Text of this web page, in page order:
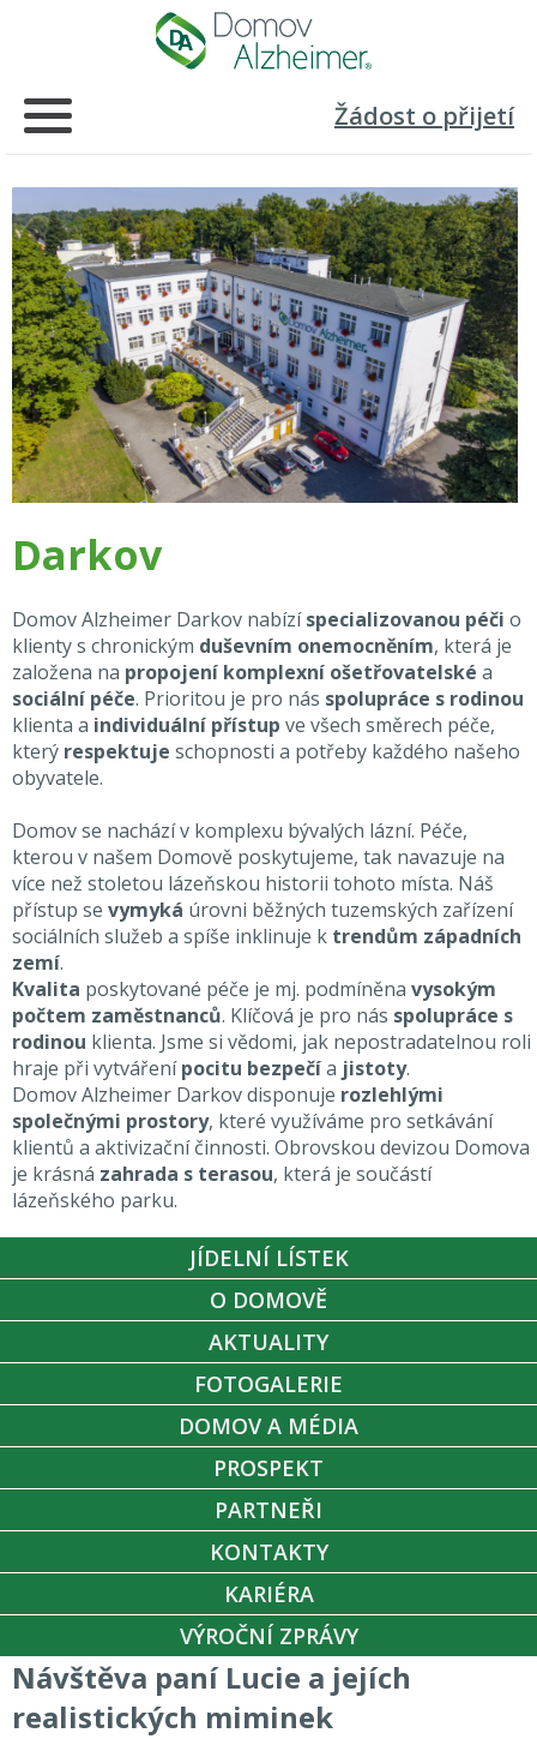
Žádost o přijetí
Darkov
Domov Alzheimer Darkov nabízíspecializovanou péči o
klienty s chronickým duševním onemocněním, která je
založena na propojení komplexní ošetřovatelské a
sociální péče. Prioritou je pro nás spolupráce s rodinou
klienta a individuální přístup ve všech směrech péče,
který respektuje schopnosti a potřeby každého našeho
obyvatele.
Domov se nachází v komplexu bývalých lázní. Péče,
kterou v našem Domově poskytujeme, tak navazuje na
více než stoletou lázeňskou historii tohoto místa. Náš
přístup se vymyká úrovni běžných tuzemských zařízení
sociálních služeb a spíše inklinuje k trendům západních
zemí.
Kvalita poskytované péče je mj. podmíněna vysokým
počtem zaměstnanců. Klíčová je pro nás spolupráce s
rodinou klienta. Jsme si vědomi, jak nepostradatelnou roli
hraje při vytvářenípocitu bezpečía jistoty.
Domov Alzheimer Darkov disponuje rozlehlými
společnými prostory, které využíváme pro setkávání
klientů a aktivizační činnosti. Obrovskou devizou Domova
je krásná zahrada s terasou, která je součástí
lázeňského parku.
JÍDELNÍ LÍSTEK
O DOMOVĚ
AKTUALITY
FOTOGALERIE
DOMOV A MÉDIA
PROSPEKT
PARTNEŘI
KONTAKTY
KARIÉRA
VÝROČNÍ ZPRÁVY
Návštěva paní Lucie a jejích
realistických miminek